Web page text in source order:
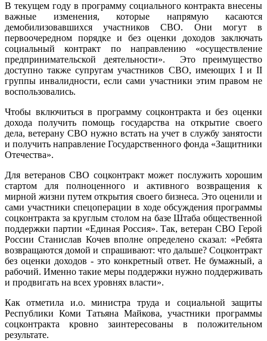
В текущем году в программу социального контракта внесены
важные изменения, которые напрямую касаются
демобилизовавшихся участников СВО. Они могут в
первоочередном порядке и без оценки доходов заключать
социальный контракт по направлению «осуществление
предпринимательской деятельности». Это преимущество
доступно также супругам участников СВО, имеющих I и II
группы инвалидности, если сами участники этим правом не
воспользовались.
Чтобы включиться в программу соцконтракта и без оценки
дохода получить помощь государства на открытие своего
дела, ветерану СВО нужно встать на учет в службу занятости
и получить направление Государственного фонда «Защитники
Отечества».
Для ветеранов СВО соцконтракт может послужить хорошим
стартом для полноценного и активного возвращения к
мирной жизни путем открытия своего бизнеса. Это оценили и
сами участники спецоперации в ходе обсуждения программы
соцконтракта за круглым столом на базе Штаба общественной
поддержки партии «Единая Россия». Так, ветеран СВО Герой
России Станислав Кочев вполне определено сказал: «Ребята
возвращаются домой и спрашивают: что дальше? Соцконтракт
без оценки доходов - это конкретный ответ. Не бумажный, а
рабочий. Именно такие меры поддержки нужно поддерживать
и продвигать на всех уровнях власти».
Как отметила и.о. министра труда и социальной защиты
Республики Коми Татьяна Майкова, участники программы
соцконтракта кровно заинтересованы в положительном
результате.